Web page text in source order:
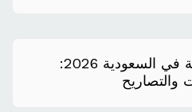
شروط الزواج من أجنبية في السعودية 2026:
والتصاريح